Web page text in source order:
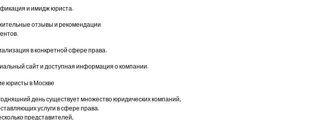
и имидж юриста.
отзывы и рекомендации
в конкретной сфере права.
сайт и доступная информация о компании.
юристы в Москве
день существует множество юридических компаний,
услуги в сфере права.
представителей,